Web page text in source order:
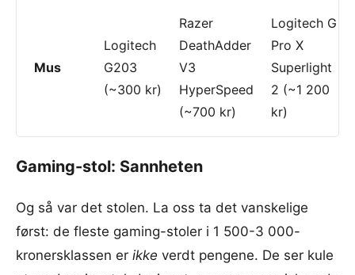
Mus
Logitech
G203
(~300 kr)
Razer
DeathAdder
V3
HyperSpeed
(~700 kr)
Logitech G
Pro X
Superlight
2 (~1 200
kr)
Gaming-stol: Sannheten
Og så var det stolen. La oss ta det vanskelige
først: de fleste gaming-stoler i 1 500-3 000-
kronersklassen er ikke verdt pengene. De ser kule